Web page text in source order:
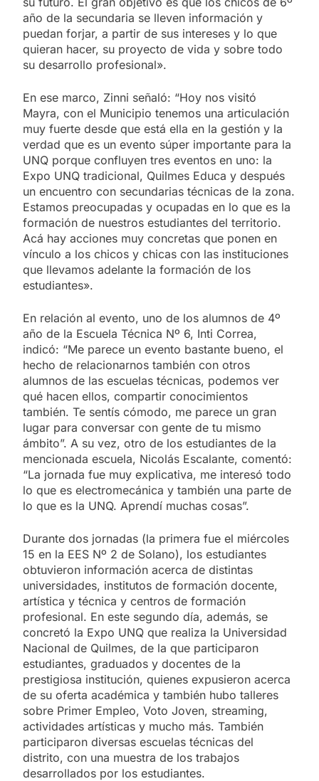
año de la secundaria se lleven información y
puedan forjar, a partir de sus intereses y lo que
quieran hacer, su proyecto de vida y sobre todo
su desarrollo profesional».
En ese marco, Zinni señaló: “Hoy nos visitó
Mayra, con el Municipio tenemos una articulación
muy fuerte desde que está ella en la gestión y la
verdad que es un evento súper importante para la
UNQ porque confluyen tres eventos en uno: la
Expo UNQ tradicional, Quilmes Educa y después
un encuentro con secundarias técnicas de la zona.
Estamos preocupadas y ocupadas en lo que es la
formación de nuestros estudiantes del territorio.
Acá hay acciones muy concretas que ponen en
vínculo a los chicos y chicas con las instituciones
que llevamos adelante la formación de los
estudiantes».
En relación al evento, uno de los alumnos de 4º
año de la Escuela Técnica Nº 6, Inti Correa,
indicó: “Me parece un evento bastante bueno, el
hecho de relacionarnos también con otros
alumnos de las escuelas técnicas, podemos ver
qué hacen ellos, compartir conocimientos
también. Te sentís cómodo, me parece un gran
lugar para conversar con gente de tu mismo
ámbito”. A su vez, otro de los estudiantes de la
mencionada escuela, Nicolás Escalante, comentó:
“La jornada fue muy explicativa, me interesó todo
lo que es electromecánica y también una parte de
lo que es la UNQ. Aprendí muchas cosas”.
Durante dos jornadas (la primera fue el miércoles
15 en la EES Nº 2 de Solano), los estudiantes
obtuvieron información acerca de distintas
universidades, institutos de formación docente,
artística y técnica y centros de formación
profesional. En este segundo día, además, se
concretó la Expo UNQ que realiza la Universidad
Nacional de Quilmes, de la que participaron
estudiantes, graduados y docentes de la
prestigiosa institución, quienes expusieron acerca
de su oferta académica y también hubo talleres
sobre Primer Empleo, Voto Joven, streaming,
actividades artísticas y mucho más. También
participaron diversas escuelas técnicas del
distrito, con una muestra de los trabajos
desarrollados por los estudiantes.